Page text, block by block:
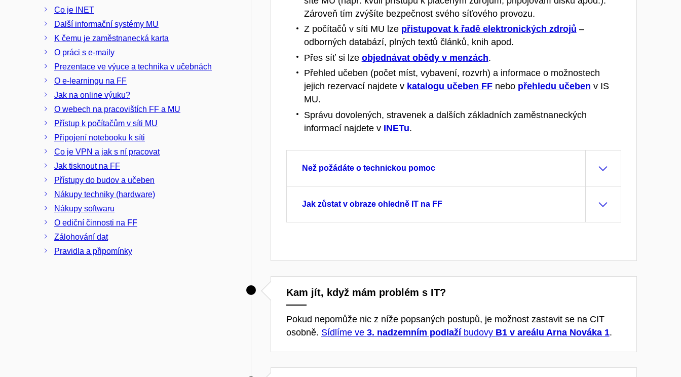
Co je INET
Další informační systémy MU
K čemu je zaměstnanecká karta
O práci s e-maily
Prezentace ve výuce a technika v učebnách
O e-learningu na FF
Jak na online výuku?
O webech na pracovištích FF a MU
Přístup k počítačům v síti MU
Připojení notebooku k síti
Co je VPN a jak s ní pracovat
Jak tisknout na FF
Přístupy do budov a učeben
Nákupy techniky (hardware)
Nákupy softwaru
O ediční činnosti na FF
Zálohování dat
Pravidla a připomínky
Zároveň tím zvýšíte bezpečnost svého síťového provozu.
Z počítačů v síti MU lze přistupovat k řadě elektronických zdrojů –
odborných databází, plných textů článků, knih apod.
Přes síť si lze objednávat obědy v menzách.
Přehled učeben (počet míst, vybavení, rozvrh) a informace o možnostech
jejich rezervací najdete v katalogu učeben FFnebo přehledu učeben vIS
MU.
Správu dovolených, stravenek a dalších základních zaměstnaneckých
informací najdete v INETu.
Než požádáte o technickou pomoc
Jak zůstat v obraze ohledně IT na FF
Kam jít, když mám problém s IT?
Pokud nepomůže nic z níže popsaných postupů, je možnost zastavit se na CIT
osobně. Sídlíme ve 3. nadzemním podlaží budovy B1 v areálu Arna Nováka 1.